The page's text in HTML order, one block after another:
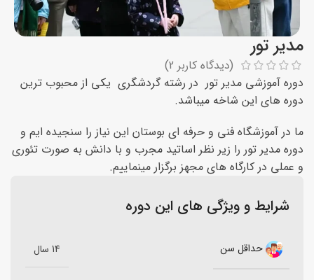
مدیر تور
(دیدگاه کاربر 2
)
دوره آموزشی مدیر تور در رشته گردشگری یکی از محبوب ترین
دوره های این شاخه میباشد.
ما در آموزشگاه فنی و حرفه ای بوستان این نیاز را سنجیده ایم و
دوره مدیر تور را زیر نظر اساتید مجرب و با دانش به صورت تئوری
و عملی در کارگاه های مجهز برگزار مینماییم.
شرایط و ویژگی های این دوره
حداقل سن 14 سال